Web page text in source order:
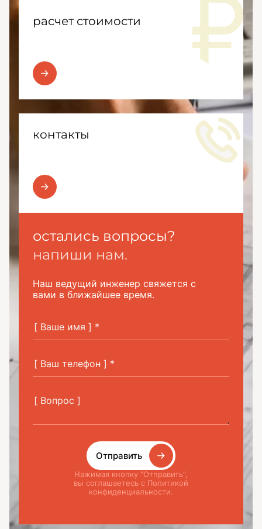
расчет стоимости
контакты
остались вопросы?
напиши нам.
Наш ведущий инженер свяжется с
вами в ближайшее время.
Отправить
Нажимая кнопку "Отправить",
вы соглашаетесь с Политикой
конфиденциальности.